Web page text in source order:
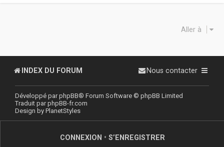
Aller à
INDEX DU FORUM Nous contacter
Développé parphpBB® Forum Software © phpBB Limited
Traduit parphpBB-fr.com
Design by PlanetStyles
CONNEXION • S’ENREGISTRER